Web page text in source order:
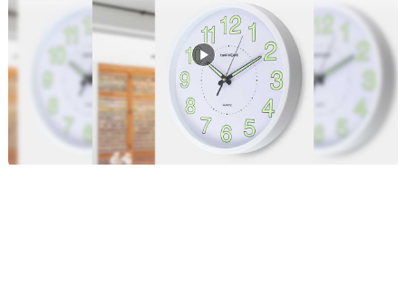
ini. Hubungi sales kami sekarang untuk konsultasi dan penawaran harga
Ketentuan Layanan
MOQ (Minimal Order Quantity) – 2000 PCS.
File logo harus dikirim dalam format PDF, Vector, PNG atau JPEG
resolusi tinggi.
Revisi desain hanya berlaku sebelum proses produksi dimulai.